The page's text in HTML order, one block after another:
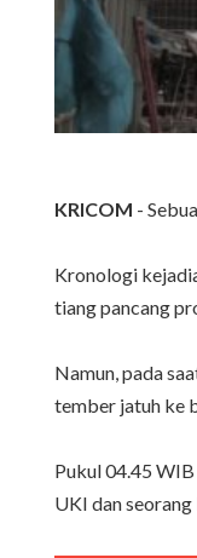
KRICOM -
Kronologi
tiang pancang
Namun, pada
tember jatuh ke
Pukul 04.45
UKI dan